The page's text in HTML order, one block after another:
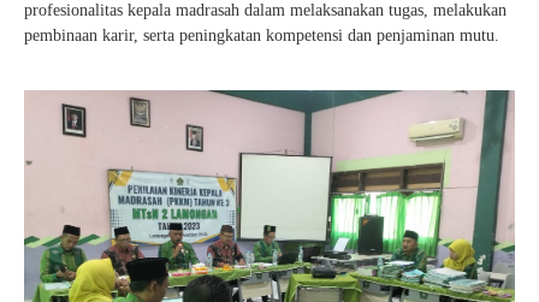
profesionalitas kepala madrasah dalam melaksanakan tugas, melakukan
pembinaan karir, serta peningkatan kompetensi dan penjaminan mutu.